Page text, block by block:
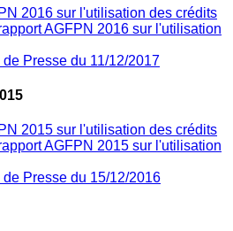
2016 sur l'utilisation des crédits
AGFPN 2016 sur l'utilisation
Presse du 11/12/2017
2015 sur l'utilisation des crédits
AGFPN 2015 sur l'utilisation
Presse du 15/12/2016